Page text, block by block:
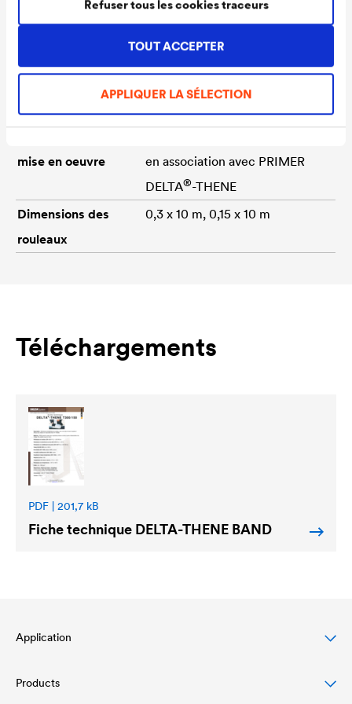
TOUT ACCEPTER
APPLIQUER LA SÉLECTION
Refuser tous les cookies traceurs
bitumineux
env. 1,5 mm
mise en oeuvre
en association avec PRIMER
DELTA®-THENE
Dimensions des
rouleaux
0,3 x 10 m, 0,15 x 10 m
Téléchargements
PDF | 201,7 kB
Fiche technique DELTA-THENE BAND
Application
Protection des toitures en pente
Products